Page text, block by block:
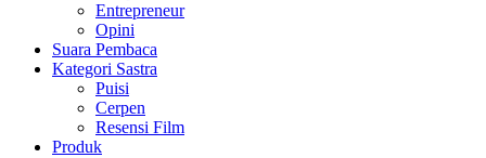
Entrepreneur
Opini
Suara Pembaca
Kategori Sastra
Puisi
Cerpen
Resensi Film
Produk